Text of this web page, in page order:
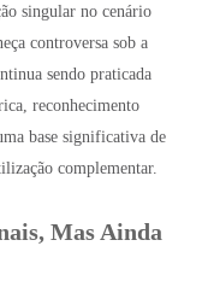
singular no cenário
controversa sob a
sendo praticada
reconhecimento
base significativa de
complementar.
Mas Ainda